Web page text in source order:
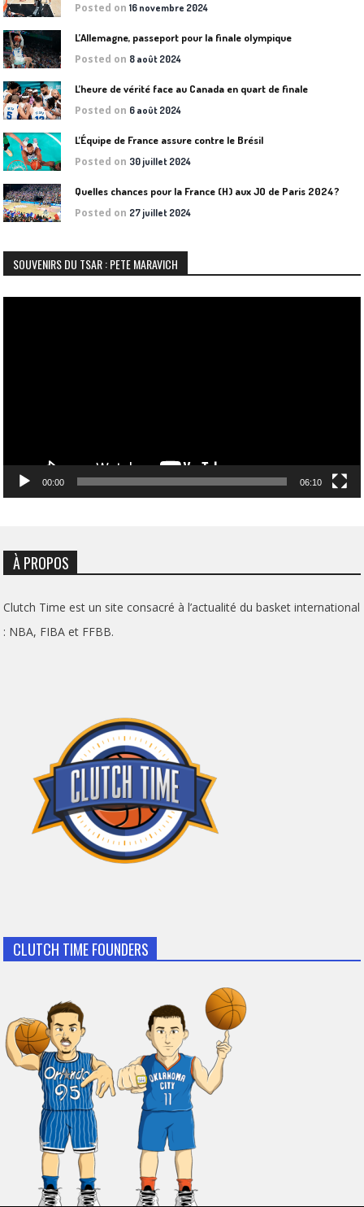
Posted on16 novembre 2024
L’Allemagne, passeport pour la finale olympique
Posted on 8 août 2024
L’heure de vérité face au Canada en quart de finale
Posted on 6 août 2024
L’Équipe de France assure contre le Brésil
Posted on 30 juillet 2024
Quelles chances pour la France (H) aux JO de Paris 2024?
Posted on 27 juillet 2024
SOUVENIRS DU TSAR : PETE MARAVICH
00:00 06:10
À PROPOS
Clutch Time est un site consacré à l’actualité du basket international
: NBA, FIBA et FFBB.
CLUTCH TIME FOUNDERS